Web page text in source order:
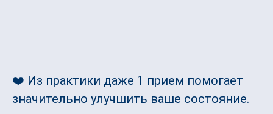
❤️ Из практики даже 1 прием помогает
значительно улучшить ваше состояние.